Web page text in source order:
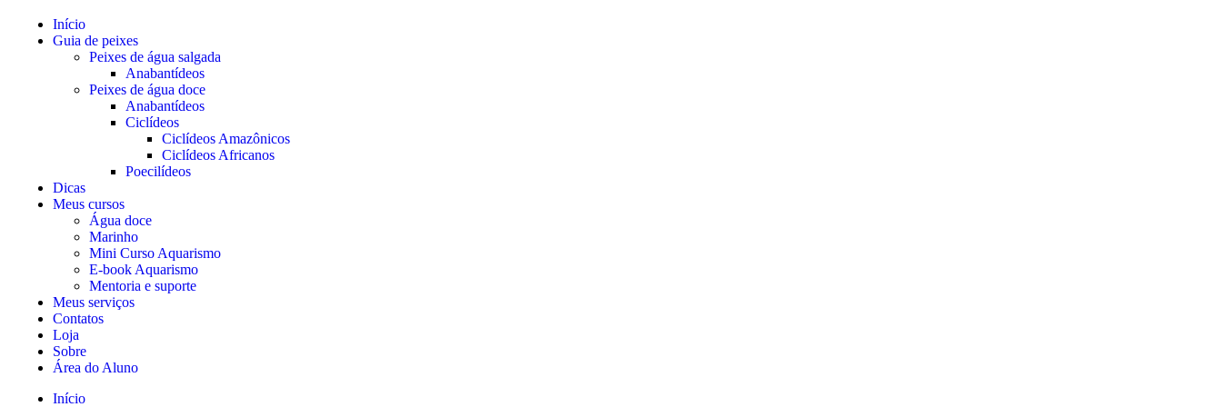
Início
Guia de peixes
Peixes de água salgada
Anabantídeos
Peixes de água doce
Anabantídeos
Ciclídeos
Ciclídeos Amazônicos
Ciclídeos Africanos
Poecilídeos
Dicas
Meus cursos
Água doce
Marinho
Mini Curso Aquarismo
E-book Aquarismo
Mentoria e suporte
Meus serviços
Contatos
Loja
Sobre
Área do Aluno
Início